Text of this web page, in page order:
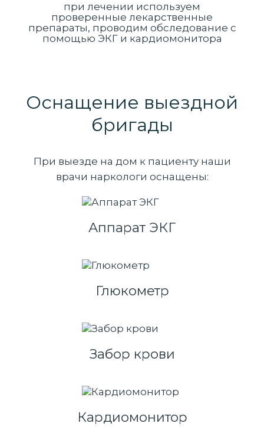
при лечении используем
проверенные лекарственные
препараты, проводим обследование с
помощью ЭКГ и кардиомонитора
Оснащение выездной
бригады
При выезде на дом к пациенту наши
врачи наркологи оснащены:
Аппарат ЭКГ
Глюкометр
Забор крови
Кардиомонитор